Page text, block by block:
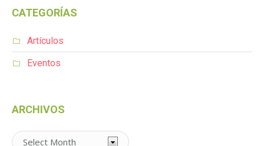
CATEGORÍAS
Artículos
Eventos
ARCHIVOS
Archivos